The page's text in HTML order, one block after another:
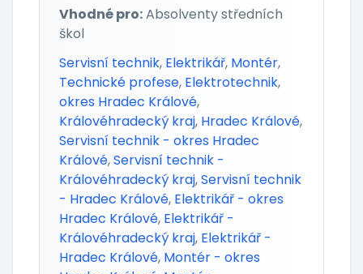
Vhodné pro:Absolventy středních
škol
Servisní technik, Elektrikář, Montér,
Technické profese, Elektrotechnik,
okres Hradec Králové,
Královéhradecký kraj, Hradec Králové,
Servisní technik - okres Hradec
Králové,Servisní technik -
Královéhradecký kraj,Servisní technik
- Hradec Králové, Elektrikář - okres
Hradec Králové, Elektrikář -
Královéhradecký kraj, Elektrikář -
Hradec Králové, Montér - okres